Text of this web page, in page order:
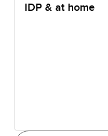
IDP & at home